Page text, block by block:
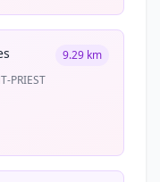
9.29 km
PRIEST